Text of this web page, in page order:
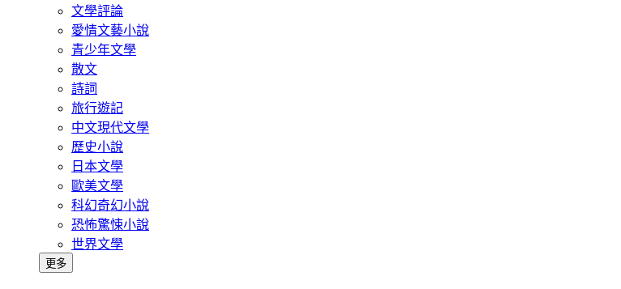
文學評論
愛情文藝小說
青少年文學
散文
詩詞
旅行遊記
中文現代文學
歷史小說
日本文學
歐美文學
科幻奇幻小說
恐怖驚悚小說
世界文學
更多